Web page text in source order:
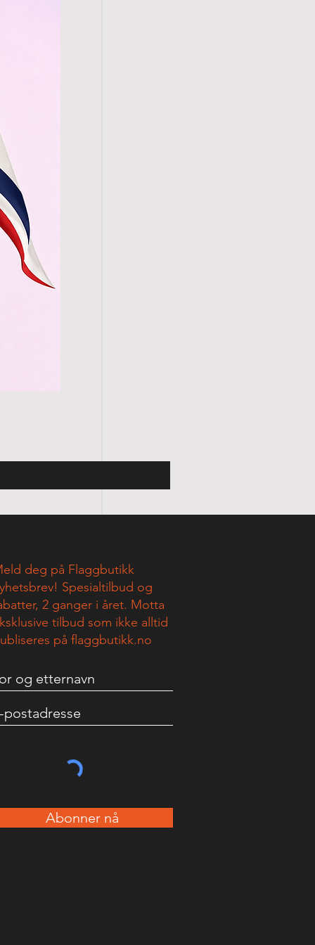
deg på Flaggbutikk
Spesialtilbud og
2 ganger i året. Motta
tilbud som ikke alltid
på flaggbutikk.no
Abonner nå